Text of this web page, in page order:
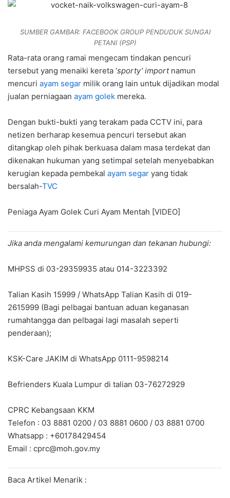
SUMBER GAMBAR: FACEBOOK GROUP PENDUDUK SUNGAI
PETANI (PSP)
Rata-rata orang ramai mengecam tindakan pencuri
tersebut yang menaiki kereta ‘sporty’import namun
mencuri ayam segar milik orang lain untuk dijadikan modal
jualan perniagaan ayam golek mereka.
Dengan bukti-bukti yang terakam pada CCTV ini, para
netizen berharap kesemua pencuri tersebut akan
ditangkap oleh pihak berkuasa dalam masa terdekat dan
dikenakan hukuman yang setimpal setelah menyebabkan
kerugian kepada pembekal ayam segar yang tidak
bersalah-TVC
Peniaga Ayam Golek Curi Ayam Mentah [VIDEO]
Jika anda mengalami kemurungan dan tekanan hubungi:
MHPSS di 03-29359935 atau 014-3223392
Talian Kasih 15999 / WhatsApp Talian Kasih di 019-
2615999 (Bagi pelbagai bantuan aduan keganasan
rumahtangga dan pelbagai lagi masalah seperti
penderaan);
KSK-Care JAKIM di WhatsApp 0111-9598214
Befrienders Kuala Lumpur di talian 03-76272929
CPRC Kebangsaan KKM
Telefon : 03 8881 0200 / 03 8881 0600 / 03 8881 0700
Whatsapp : +60178429454
Email : cprc@moh.gov.my
Baca Artikel Menarik :